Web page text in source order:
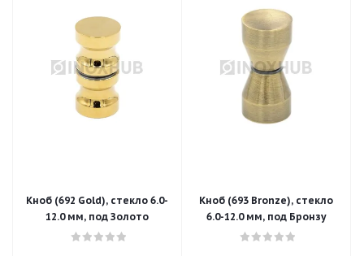
Кноб (692 Gold), стекло 6.0-
12.0 мм, под Золото
Кноб (693 Bronze), стекло
6.0-12.0 мм, под Бронзу